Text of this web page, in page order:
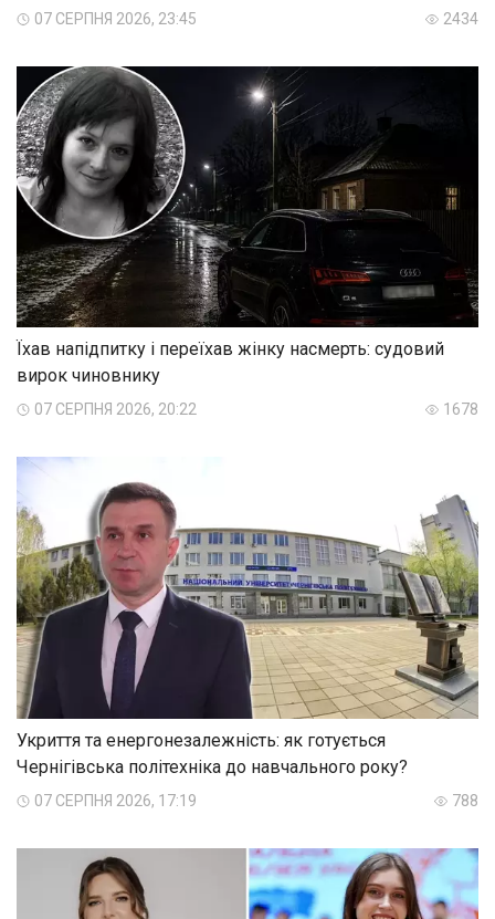
07 СЕРПНЯ 2026, 23:45 2434
Їхав напідпитку і переїхав жінку насмерть: судовий
вирок чиновнику
07 СЕРПНЯ 2026, 20:22 1678
Укриття та енергонезалежність: як готується
Чернігівська політехніка до навчального року?
07 СЕРПНЯ 2026, 17:19 788